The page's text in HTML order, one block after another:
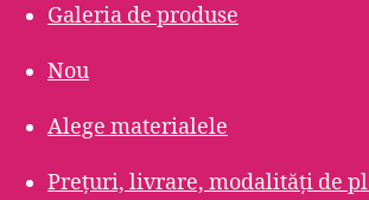
Galeria de produse
Nou
Alege materialele
Prețuri, livrare, modalități de